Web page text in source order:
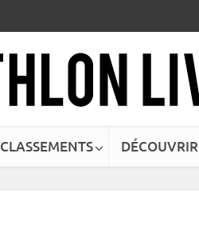
CLASSEMENTS DÉCOUVRIR